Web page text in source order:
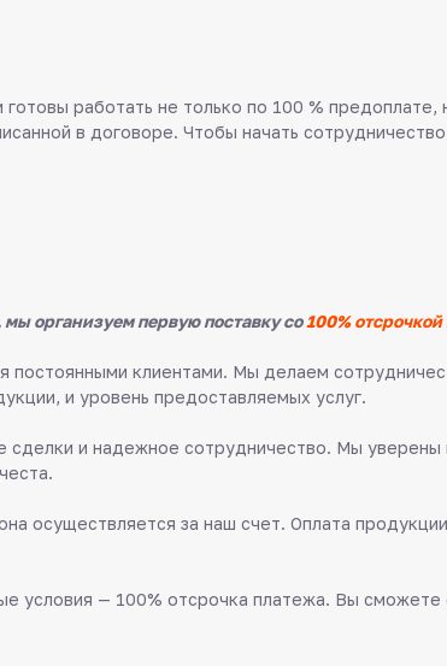
работать не только по 100 % предоплате,
в договоре. Чтобы начать
организуем первую поставку со100%
постоянными клиентами. Мы делаем
и уровень предоставляемых услуг.
и надежное сотрудничество. Мы
осуществляется за наш счет. Оплата
— 100% отсрочка платежа. Вы сможете